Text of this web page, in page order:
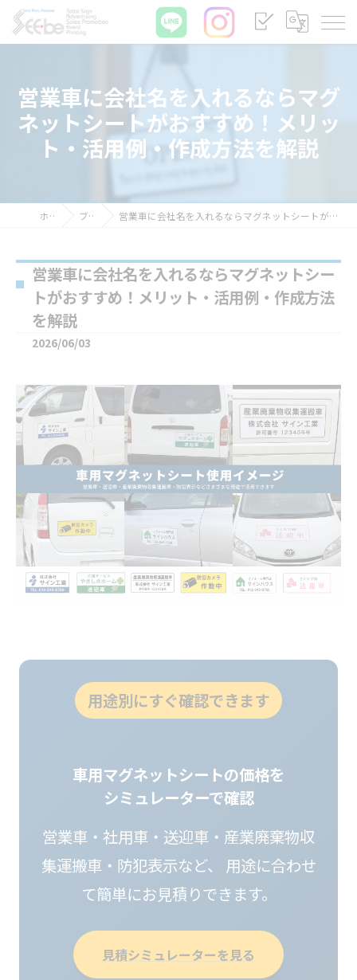
営業車に会社名を入れるならマグ
ネットシートがおすすめ！メリッ
ト・活用例・作成方法を解説
ホーム ブログ 営業車に会社名を入れるならマグネットシートがおすすめ！メリット・活用例・作成方法を解説
営業車に会社名を入れるならマグネットシー
トがおすすめ！メリット・活用例・作成方法
を解説
2026/06/03
用途別にすぐ確認できます
車用マグネットシートの価格を
シミュレーターで確認
営業車・社用車・送迎車・産業廃棄物収
集運搬車・防犯表示など、 用途に合わせ
て簡単にお見積りできます。
見積シミュレーターを見る